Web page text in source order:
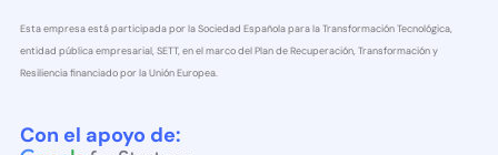
Esta empresa está participada por la Sociedad Española para la Transformación Tecnológica,
entidad pública empresarial, SETT, en el marco del Plan de Recuperación, Transformación y
Resiliencia financiado por la Unión Europea.
Con el apoyo de: